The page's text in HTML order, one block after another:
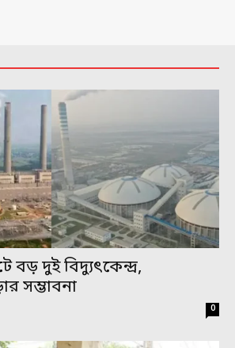
বড় দুই বিদ্যুৎকেন্দ্র,
সম্ভাবনা
0